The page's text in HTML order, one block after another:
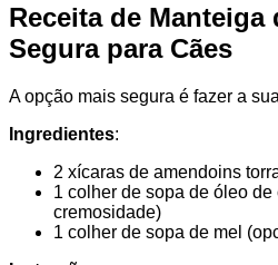
Receita de Manteiga
Segura para Cães
A opção mais segura é fazer a
Ingredientes:
2 xícaras de amendoins
1 colher de sopa de óleo
cremosidade)
1 colher de sopa de mel